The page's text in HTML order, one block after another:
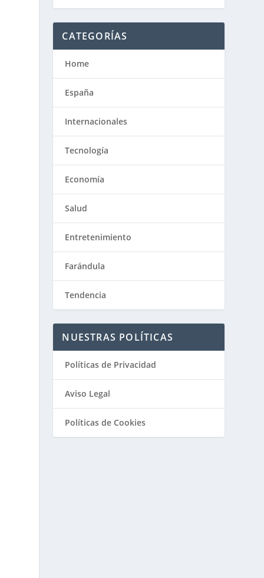
CATEGORÍAS
Home
España
Internacionales
Tecnología
Economía
Salud
Entretenimiento
Farándula
Tendencia
NUESTRAS POLÍTICAS
Políticas de Privacidad
Aviso Legal
Políticas de Cookies